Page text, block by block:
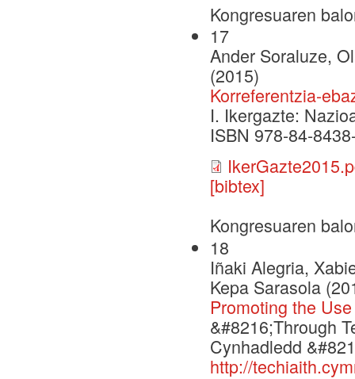
Kongresuaren
17
Ander Soraluze,
(2015)
Korreferentzia-
I. Ikergazte:
ISBN 978-84-
[bibtex]
Kongresuaren
18
Iñaki Alegria,
Kepa Sarasola
Promoting the
&#8216;Through
Cynhadledd
http://